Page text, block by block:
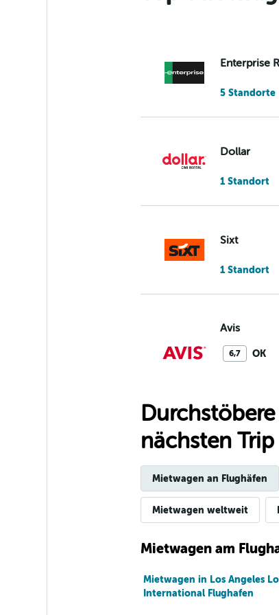
Enterprise
5 Standorte
Dollar
1 Standort
Sixt
1 Standort
Avis
6,7
OK
Budget
5
2 Standorte
5,7
In
nächsten
Mietwagen an Flughäfen
Mietwagen weltweit
Mietwagen am
Mietwagen in Los Angeles
International Flughafen